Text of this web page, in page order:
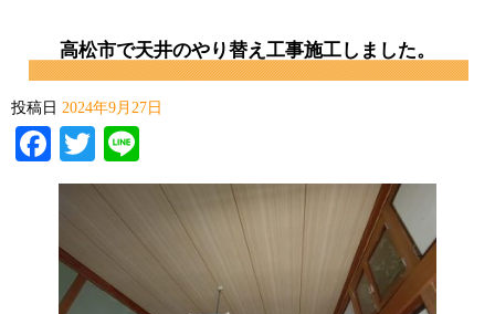
高松市で天井のやり替え工事施工しました。
投稿日 2024年9月27日
Facebook
Twitter